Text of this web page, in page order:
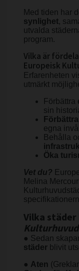
Med tiden har
synlighet,
utvalda
program.
Vilka är
Europeisk
Erfarenheten
utmärkt
Förbättra
sin
egna
Behålla
Öka
Vet du?
Melina
Vilka
● Sedan
städer blivit
● Aten